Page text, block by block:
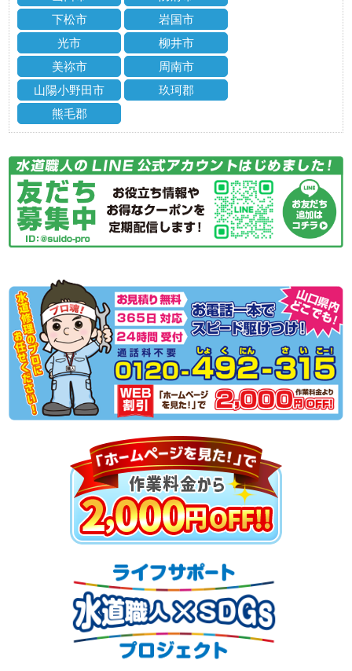
下松市
岩国市
光市
柳井市
美祢市
周南市
山陽小野田市
玖珂郡
熊毛郡